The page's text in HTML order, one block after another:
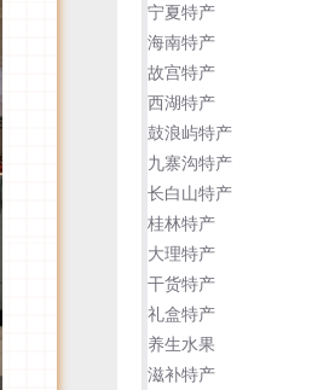
宁夏特产
海南特产
故宫特产
西湖特产
鼓浪屿特产
九寨沟特产
长白山特产
桂林特产
大理特产
干货特产
礼盒特产
养生水果
滋补特产